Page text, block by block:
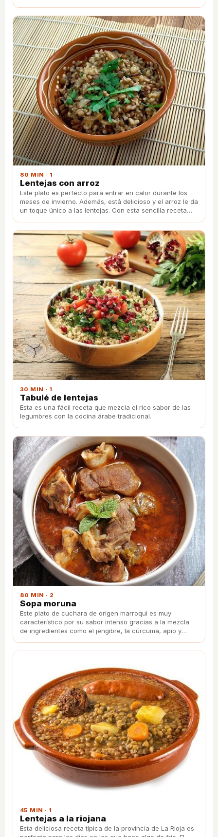
80 MIN · 1
Lentejas con arroz
Este plato es perfecto para entrar en calor durante los
meses de invierno. Además, está delicioso y el arroz le da
un toque único a las lentejas. Con esta sencilla receta
30 MIN · 1
Tabulé de lentejas
Esta es una fácil receta que mezcla el rico sabor de las
legumbres con la cocina árabe tradicional.
80 MIN · 2
Sopa moruna
Este plato de cuchara de origen marroquí es muy
característico por su sabor intenso gracias a la mezcla
de ingredientes como el jengibre, la cúrcuma, apio y
45 MIN · 1
Lentejas a la riojana
Esta deliciosa receta típica de la provincia de La Rioja es